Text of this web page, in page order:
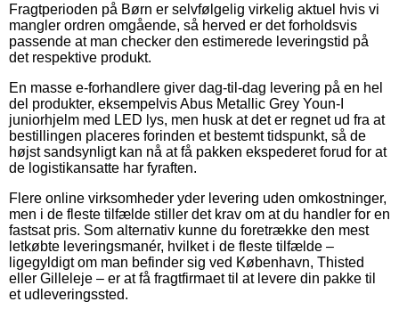
Fragtperioden på Børn er selvfølgelig virkelig aktuel hvis vi
mangler ordren omgående, så herved er det forholdsvis
passende at man checker den estimerede leveringstid på
det respektive produkt.
En masse e-forhandlere giver dag-til-dag levering på en hel
del produkter, eksempelvis Abus Metallic Grey Youn-I
juniorhjelm med LED lys, men husk at det er regnet ud fra at
bestillingen placeres forinden et bestemt tidspunkt, så de
højst sandsynligt kan nå at få pakken ekspederet forud for at
de logistikansatte har fyraften.
Flere online virksomheder yder levering uden omkostninger,
men i de fleste tilfælde stiller det krav om at du handler for en
fastsat pris. Som alternativ kunne du foretrække den mest
letkøbte leveringsmanér, hvilket i de fleste tilfælde –
ligegyldigt om man befinder sig ved København, Thisted
eller Gilleleje – er at få fragtfirmaet til at levere din pakke til
et udleveringssted.